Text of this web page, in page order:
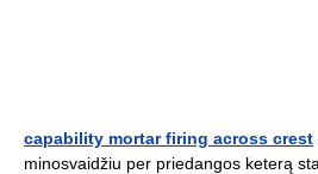
capability mortar firing across crest
minosvaidžiu per priedangos keterą